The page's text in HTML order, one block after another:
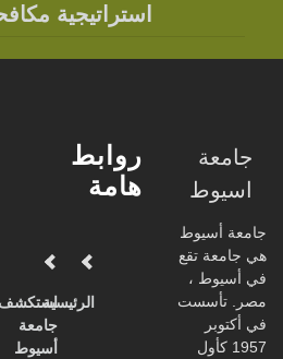
استراتيجية
جامعة
اسيوط
جامعة أسيوط
هي جامعة تقع
في أسيوط ،
مصر. تأسست
في أكتوبر
1957 كأول
روابط
هامة
الرئيسيةاستكشف
جامعة
أسيوط